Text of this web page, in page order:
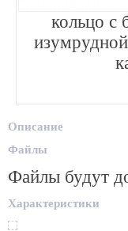
кольцо с
Описание
Файлы
Файлы будут
Характеристики